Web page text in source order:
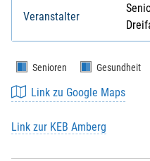
Veranstalter
Senioren Gesundheit
Link zu Google Maps
Link zur KEB Amberg